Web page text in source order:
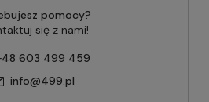
pomocy?
się z nami!
603 499 459
info@499.pl